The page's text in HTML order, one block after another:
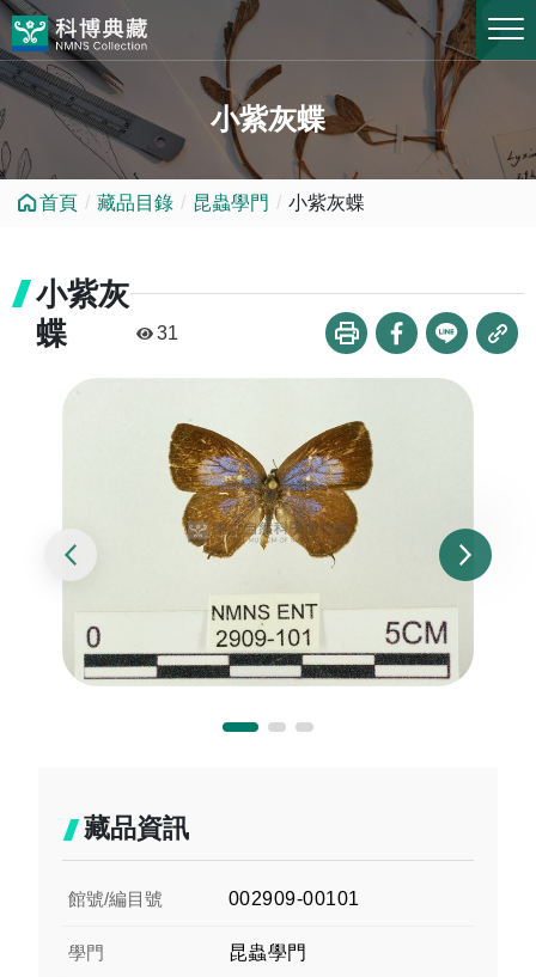
跳到中央內容區塊
小紫灰蝶
首頁 藏品目錄 昆蟲學門 小紫灰蝶
小紫灰
蝶
31
藏品資訊
館號/編目號 002909-00101
學門 昆蟲學門